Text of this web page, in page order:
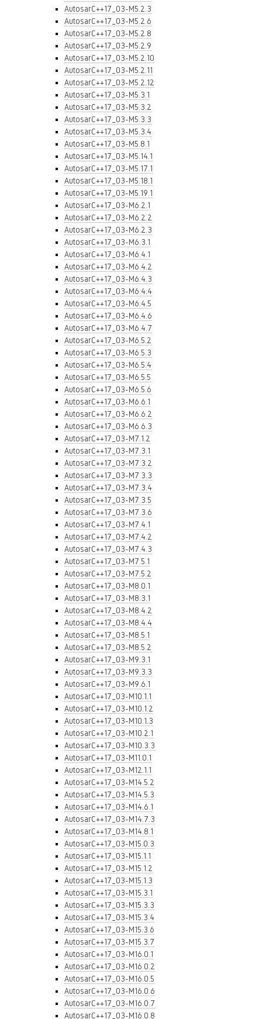
AutosarC++17_03-M5.2.3
AutosarC++17_03-M5.2.6
AutosarC++17_03-M5.2.8
AutosarC++17_03-M5.2.9
AutosarC++17_03-M5.2.10
AutosarC++17_03-M5.2.11
AutosarC++17_03-M5.2.12
AutosarC++17_03-M5.3.1
AutosarC++17_03-M5.3.2
AutosarC++17_03-M5.3.3
AutosarC++17_03-M5.3.4
AutosarC++17_03-M5.8.1
AutosarC++17_03-M5.14.1
AutosarC++17_03-M5.17.1
AutosarC++17_03-M5.18.1
AutosarC++17_03-M5.19.1
AutosarC++17_03-M6.2.1
AutosarC++17_03-M6.2.2
AutosarC++17_03-M6.2.3
AutosarC++17_03-M6.3.1
AutosarC++17_03-M6.4.1
AutosarC++17_03-M6.4.2
AutosarC++17_03-M6.4.3
AutosarC++17_03-M6.4.4
AutosarC++17_03-M6.4.5
AutosarC++17_03-M6.4.6
AutosarC++17_03-M6.4.7
AutosarC++17_03-M6.5.2
AutosarC++17_03-M6.5.3
AutosarC++17_03-M6.5.4
AutosarC++17_03-M6.5.5
AutosarC++17_03-M6.5.6
AutosarC++17_03-M6.6.1
AutosarC++17_03-M6.6.2
AutosarC++17_03-M6.6.3
AutosarC++17_03-M7.1.2
AutosarC++17_03-M7.3.1
AutosarC++17_03-M7.3.2
AutosarC++17_03-M7.3.3
AutosarC++17_03-M7.3.4
AutosarC++17_03-M7.3.5
AutosarC++17_03-M7.3.6
AutosarC++17_03-M7.4.1
AutosarC++17_03-M7.4.2
AutosarC++17_03-M7.4.3
AutosarC++17_03-M7.5.1
AutosarC++17_03-M7.5.2
AutosarC++17_03-M8.0.1
AutosarC++17_03-M8.3.1
AutosarC++17_03-M8.4.2
AutosarC++17_03-M8.4.4
AutosarC++17_03-M8.5.1
AutosarC++17_03-M8.5.2
AutosarC++17_03-M9.3.1
AutosarC++17_03-M9.3.3
AutosarC++17_03-M9.6.1
AutosarC++17_03-M10.1.1
AutosarC++17_03-M10.1.2
AutosarC++17_03-M10.1.3
AutosarC++17_03-M10.2.1
AutosarC++17_03-M10.3.3
AutosarC++17_03-M11.0.1
AutosarC++17_03-M12.1.1
AutosarC++17_03-M14.5.2
AutosarC++17_03-M14.5.3
AutosarC++17_03-M14.6.1
AutosarC++17_03-M14.7.3
AutosarC++17_03-M14.8.1
AutosarC++17_03-M15.0.3
AutosarC++17_03-M15.1.1
AutosarC++17_03-M15.1.2
AutosarC++17_03-M15.1.3
AutosarC++17_03-M15.3.1
AutosarC++17_03-M15.3.3
AutosarC++17_03-M15.3.4
AutosarC++17_03-M15.3.6
AutosarC++17_03-M15.3.7
AutosarC++17_03-M16.0.1
AutosarC++17_03-M16.0.2
AutosarC++17_03-M16.0.5
AutosarC++17_03-M16.0.6
AutosarC++17_03-M16.0.7
AutosarC++17_03-M16.0.8